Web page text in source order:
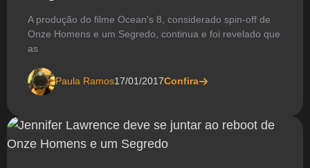
A produção do filme Ocean's 8, considerado spin-off de
Onze Homens e um Segredo, continua e foi revelado que
as
Paula Ramos17/01/2017Confira